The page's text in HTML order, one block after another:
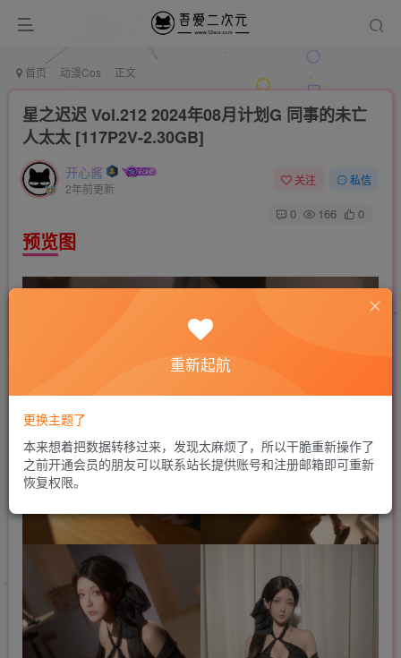
首页 动漫Cos 正文
星之迟迟 Vol.212 2024年08月计划G 同事的未亡
人太太 [117P2V-2.30GB]
开心酱
2年前更新
关注 私信
0 166 0
预览图
重新起航
更换主题了
本来想着把数据转移过来，发现太麻烦了，所以干脆重新操作了
之前开通会员的朋友可以联系站长提供账号和注册邮箱即可重新
恢复权限。